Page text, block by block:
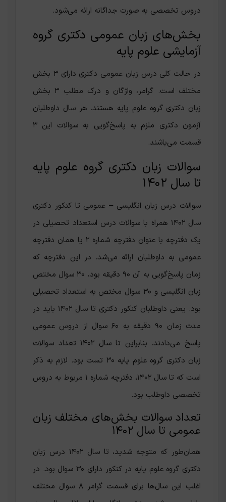
دروس تخصصی به صورت جداگانه ارائه می‌شود.
بخش‌های زبان عمومی دکتری گروه
آزمایشی علوم پایه
در حالت کلی درس زبان عمومی دکتری دارای ۳ بخش
مختلف است. گرامر، واژگان و درک مطلب ۳ بخش
زبان دکتری گروه علوم پایه هستند. هر سال داوطلبان
آزمون دکتری ملزم به پاسخ‌گویی به سوالات این ۳
قسمت می‌باشند.
سوالات زبان دکتری گروه علوم پایه
تا سال ۱۴۰۲
سوالات درس زبان انگلیسی – عمومی تا کنکور دکتری
سال ۱۴۰۲ همراه با سوالات درس استعداد تحصیلی در
یک دفترچه با عنوان دفترچه شماره ۲ یا همان دفترچه
عمومی به داوطلبان ارائه می‌شد. در این دفترچه که
زمان پاسخ‌گویی به آن ۹۰ دقیقه بود، ۳۰ سوال مختص
زبان انگلیسی و ۳۰ سوال مختص به استعداد تحصیلی
بود. یعنی داوطلبان کنکور دکتری تا سال ۱۴۰۲ باید در
مدت زمان ۹۰ دقیقه به ۶۰ سوال از دروس عمومی
پاسخ می‌دادند. بنابراین تا سال ۱۴۰۲ تعداد سوالات
زبان دکتری گروه علوم پایه ۳۰ تست بود‌. لازم به ذکر
است که تا سال ۱۴۰۲، دفترچه شماره ۱ مربوط به دروس
تخصصی داوطلب بود.
تعداد سوالات بخش‌های مختلف زبان
عمومی تا سال ۱۴۰۲
همان‌طور که متوجه شدید، تا سال ۱۴۰۲ درس زبان
دکتری گروه علوم پایه در کنکور دارای ۳۰ سوال بود‌. در
اغلب این سال‌ها برای قسمت گرامر ۸ سوال مختلف